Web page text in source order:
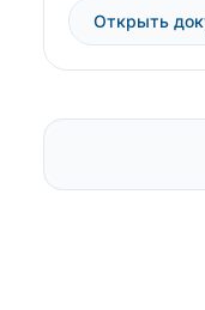
Открыть